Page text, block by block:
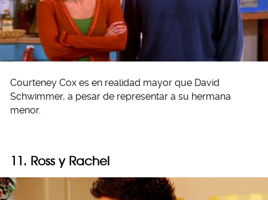
Courteney Cox es en realidad mayor que David
Schwimmer, a pesar de representar a su hermana
menor.
11. Ross y Rachel